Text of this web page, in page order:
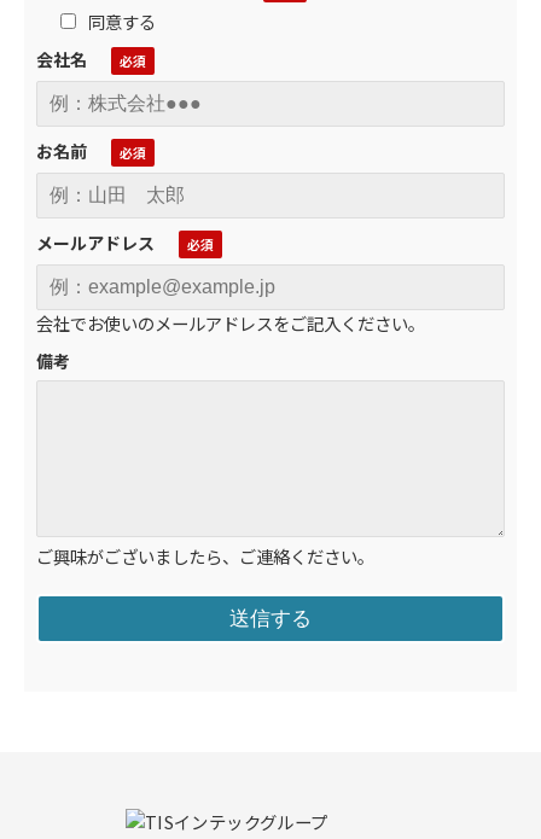
同意する
会社名
お名前
メールアドレス
会社でお使いのメールアドレスをご記入ください。
備考
ご興味がございましたら、ご連絡ください。